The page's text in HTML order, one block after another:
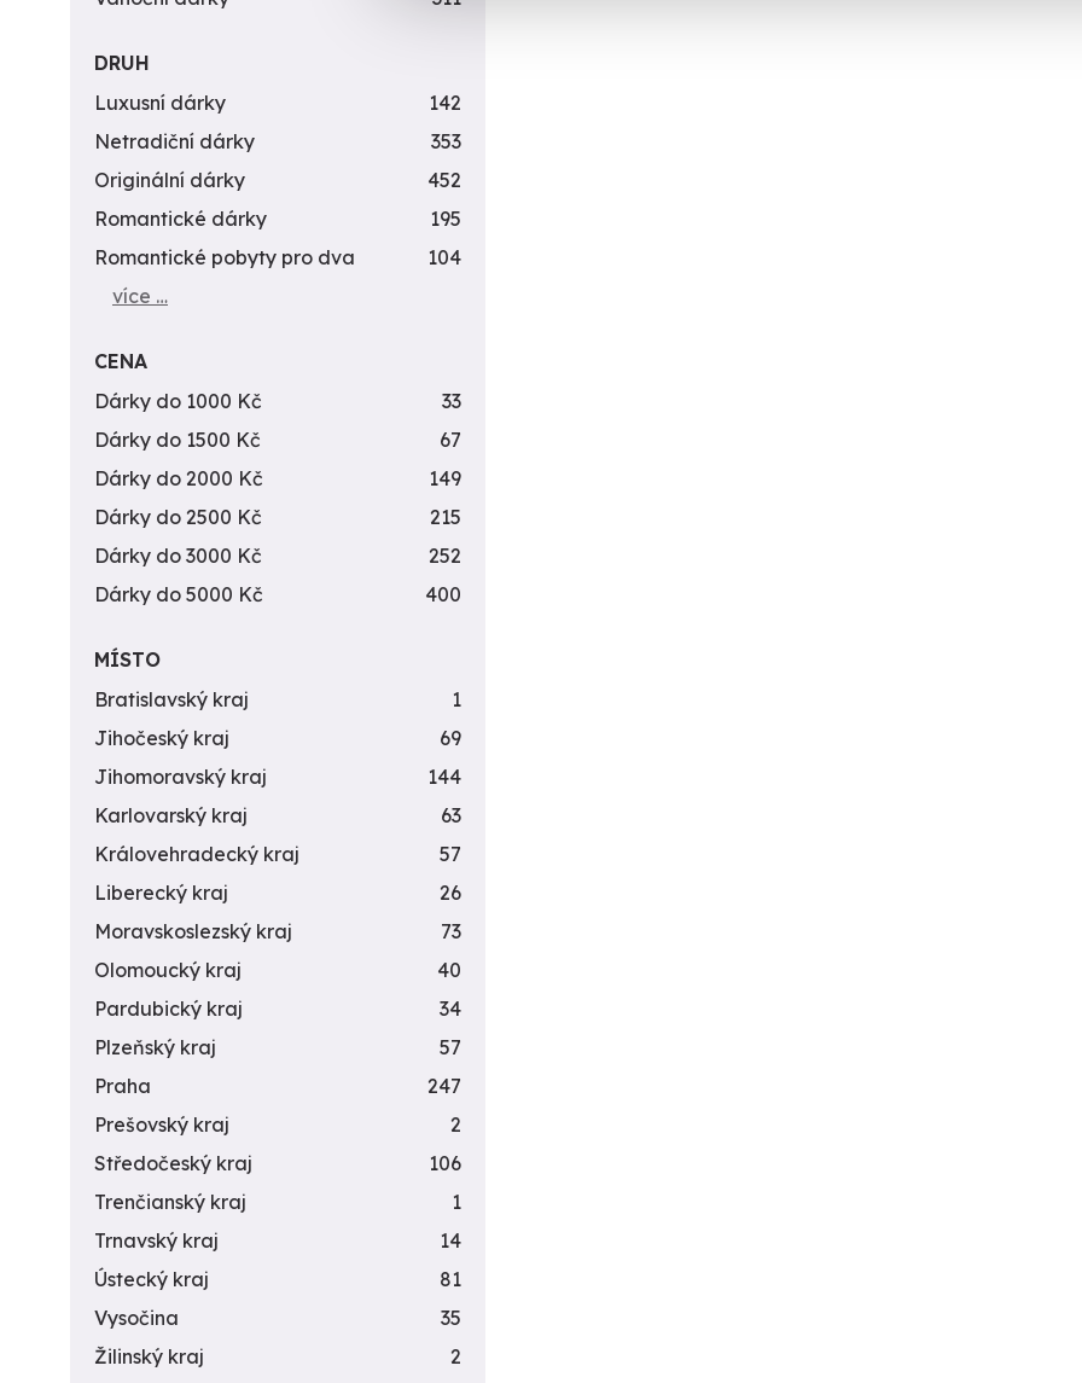
DRUH
Luxusní dárky
142
Netradiční dárky
353
Originální dárky
452
Romantické dárky
195
Romantické pobyty pro dva
104
více …
CENA
Dárky do 1000 Kč
33
Dárky do 1500 Kč
67
Dárky do 2000 Kč
149
Dárky do 2500 Kč
215
Dárky do 3000 Kč
252
Dárky do 5000 Kč
400
MÍSTO
Bratislavský kraj
1
Jihočeský kraj
69
Jihomoravský kraj
144
Karlovarský kraj
63
Královehradecký kraj
57
Liberecký kraj
26
Moravskoslezský kraj
73
Olomoucký kraj
40
Pardubický kraj
34
Plzeňský kraj
57
Praha
247
Prešovský kraj
2
Středočeský kraj
106
Trenčianský kraj
1
Trnavský kraj
14
Ústecký kraj
81
Vysočina
35
Žilinský kraj
2